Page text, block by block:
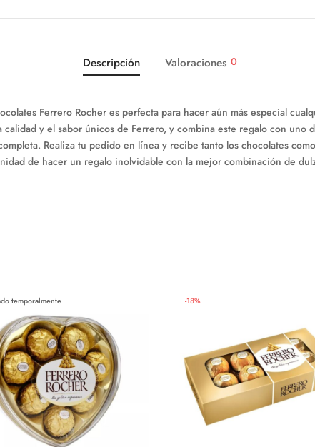
Descripción Valoraciones 0
Ferrero Rocher es perfecta para hacer aún más especial
y el sabor únicos de Ferrero, y combina este regalo con uno
Realiza tu pedido en línea y recibe tanto los chocolates
de hacer un regalo inolvidable con la mejor combinación de
temporalmente -18%